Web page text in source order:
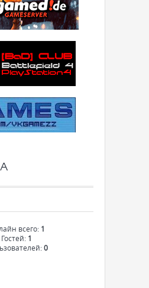
всего: 1
Гостей: 1
0